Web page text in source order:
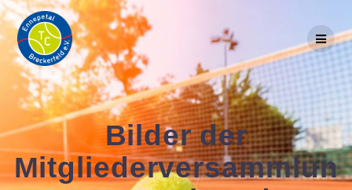
Bilder der
Mitgliederversammlun